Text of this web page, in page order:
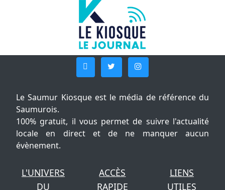
Le Saumur Kiosque est le média de référence du
Saumurois.
100% gratuit, il vous permet de suivre l'actualité
locale en direct et de ne manquer aucun
évènement.
L'UNIVERS
DU
ACCÈS
RAPIDE
LIENS
UTILES